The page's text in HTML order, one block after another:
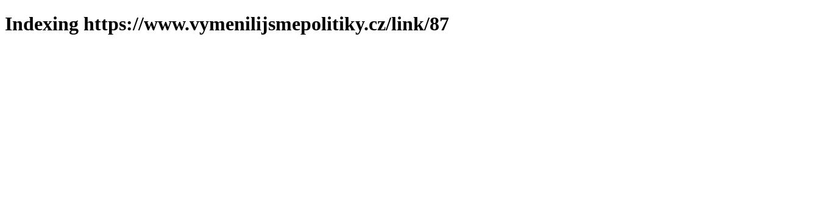
Indexing https://www.vymenilijsmepolitiky.cz/link/87